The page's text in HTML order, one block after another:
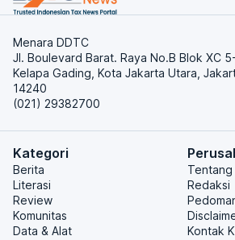
Menara DDTC
Jl. Boulevard Barat. Raya No.B Blok XC
Kelapa Gading, Kota Jakarta Utara,
14240
(021) 29382700
Kategori
Berita
Literasi
Review
Komunitas
Data & Alat
Tentang
Redaksi
Kontak